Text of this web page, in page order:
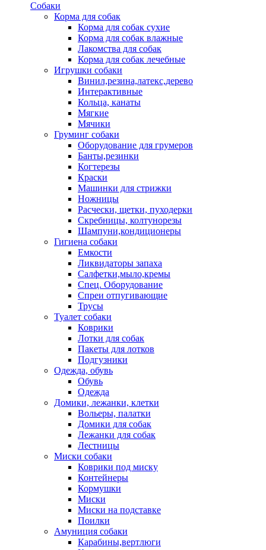
Собаки
Корма для собак
Корма для собак сухие
Корма для собак влажные
Лакомства для собак
Корма для собак лечебные
Игрушки собаки
Винил,резина,латекс,дерево
Интерактивные
Кольца, канаты
Мягкие
Мячики
Груминг собаки
Оборудование для грумеров
Банты,резинки
Когтерезы
Краски
Машинки для стрижки
Ножницы
Расчески, щетки, пуходерки
Скребницы, колтунорезы
Шампуни,кондиционеры
Гигиена собаки
Емкости
Ликвидаторы запаха
Салфетки,мыло,кремы
Спец. Оборудование
Спреи отпугивающие
Трусы
Туалет собаки
Коврики
Лотки для собак
Пакеты для лотков
Подгузники
Одежда, обувь
Обувь
Одежда
Домики, лежанки, клетки
Вольеры, палатки
Домики для собак
Лежанки для собак
Лестницы
Миски собаки
Коврики под миску
Контейнеры
Кормушки
Миски
Миски на подставке
Поилки
Амуниция собаки
Карабины,вертлюги